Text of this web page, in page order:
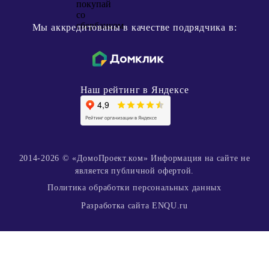
Мы аккредитованы в качестве подрядчика в:
Наш рейтинг в Яндексе
2014-2026 © «ДомоПроект.ком» Информация на сайте не
является публичной офертой.
Политика обработки персональных данных
Разработка сайта ENQU.ru